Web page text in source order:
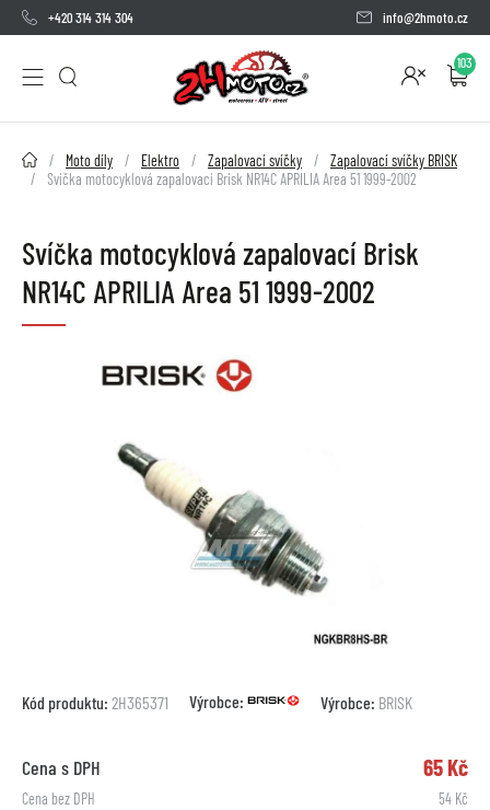
+420 314 314 304 info@2hmoto.cz
103
2HMOTO.cz Moto díly Elektro Zapalovací svíčky
Zapalovací svíčky BRISK
Svíčka motocyklová zapalovací Brisk NR14C APRILIA Area 51 1999-2002
Svíčka motocyklová zapalovací Brisk
NR14C APRILIA Area 51 1999-2002
Kód produktu: 2H365371 Výrobce: Výrobce: BRISK
Cena s DPH 65 Kč
Cena bez DPH 54 Kč